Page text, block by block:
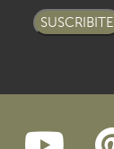
SUSCRIBITE